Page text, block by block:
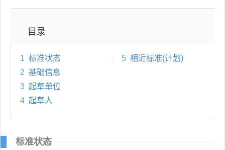
目录
1 标准状态
2 基础信息
3 起草单位
4 起草人
5 相近标准(计划)
标准状态